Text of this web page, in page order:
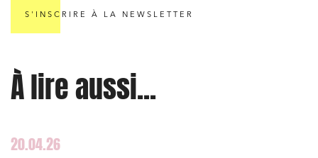
S'INSCRIRE À LA NEWSLETTER
À lire aussi...
20.04.26